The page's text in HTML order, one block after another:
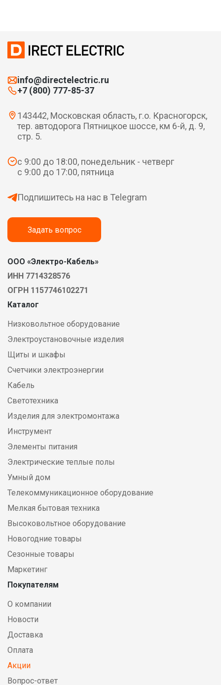
info@directelectric.ru
+7 (800) 777-85-37
143442, Московская область, г.о. Красногорск,
тер. автодорога Пятницкое шоссе, км 6-й, д. 9,
стр. 5.
с 9:00 до 18:00, понедельник - четверг
с 9:00 до 17:00, пятница
Подпишитесь на нас в Telegram
Задать вопрос
ООО «Электро-Кабель»
ИНН 7714328576
ОГРН 1157746102271
Каталог
Низковольтное оборудование
Электроустановочные изделия
Щиты и шкафы
Счетчики электроэнергии
Кабель
Светотехника
Изделия для электромонтажа
Инструмент
Элементы питания
Электрические теплые полы
Умный дом
Телекоммуникационное оборудование
Мелкая бытовая техника
Высоковольтное оборудование
Новогодние товары
Сезонные товары
Маркетинг
Покупателям
О компании
Новости
Доставка
Оплата
Акции
Вопрос-ответ